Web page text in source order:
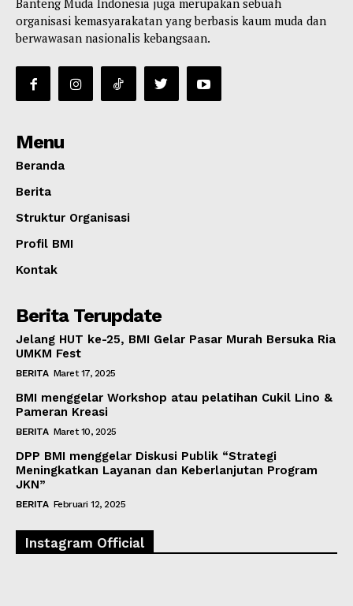
Banteng Muda Indonesia juga merupakan sebuah
organisasi kemasyarakatan yang berbasis kaum muda dan
berwawasan nasionalis kebangsaan.
Menu
Beranda
Berita
Struktur Organisasi
Profil BMI
Kontak
Berita Terupdate
Jelang HUT ke-25, BMI Gelar Pasar Murah Bersuka Ria
UMKM Fest
BERITA Maret 17, 2025
BMI menggelar Workshop atau pelatihan Cukil Lino &
Pameran Kreasi
BERITA Maret 10, 2025
DPP BMI menggelar Diskusi Publik “Strategi
Meningkatkan Layanan dan Keberlanjutan Program
JKN”
BERITA Februari 12, 2025
Instagram Official